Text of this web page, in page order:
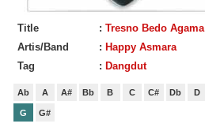
Title : Tresno Bedo Agama
Artis/Band
: Happy Asmara
Tag
: Dangdut
Ab A A# Bb B C C# Db D
G G#